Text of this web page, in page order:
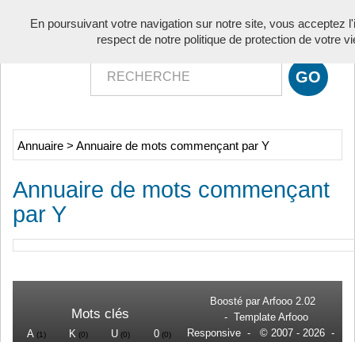
Toggle
Annuaire > Annuaire de mots commençant par Y
Annuaire de mots commençant
par Y
Mots clés
A (1) K (0) U(0) 0(0)
Boosté par Arfooo 2.02
- Template Arfooo
Responsive - © 2007 - 2026 -
En poursuivant votre navigation sur notre site, vous acceptez
respect de notre politique de protection de votre